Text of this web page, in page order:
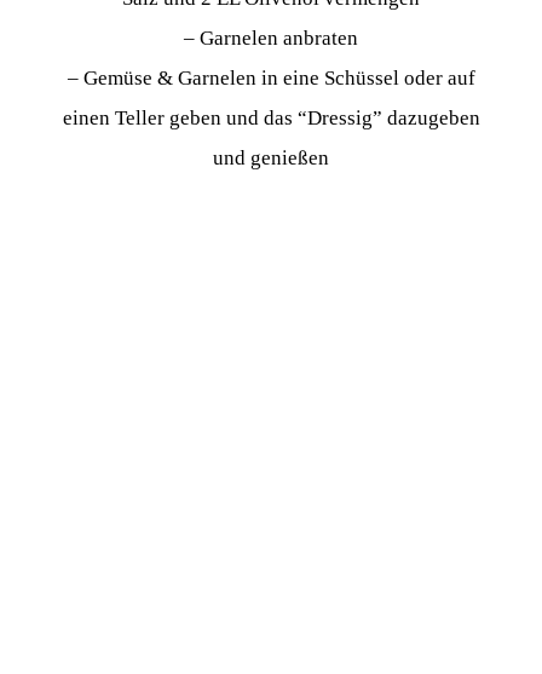
– Garnelen anbraten
– Gemüse & Garnelen in eine Schüssel oder auf
einen Teller geben und das “Dressig” dazugeben
und genießen